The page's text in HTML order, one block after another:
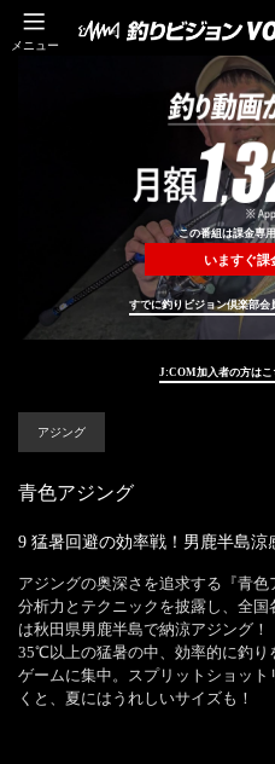
メニュー
この番組は課金専
いますぐ課
すでに釣りビジョン倶楽部会
J:COM加入者の方はこ
アジング
青色アジング
9 猛暑回避の効率戦！男鹿半島涼
アジングの奥深さを追求する『青
分析力とテクニックを披露し、全
は秋田県男鹿半島で納涼アジング！
35℃以上の猛暑の中、効率的に釣り
ゲームに集中。スプリットショッ
くと、夏にはうれしいサイズも！